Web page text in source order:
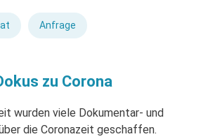
Anfrage
zu Corona
wurden viele Dokumentar- und
die Coronazeit geschaffen.